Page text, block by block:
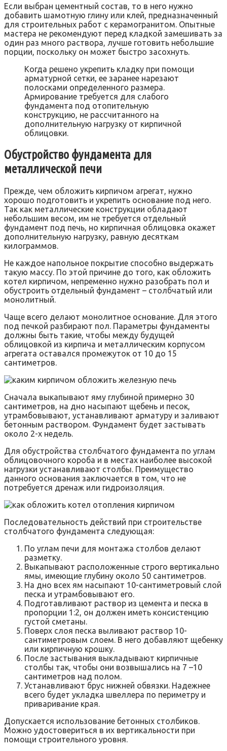
Если выбран цементный состав, то в него нужно
добавить шамотную глину или клей, предназначенный
для строительных работ с керамогранитом. Опытные
мастера не рекомендуют перед кладкой замешивать за
один раз много раствора, лучше готовить небольшие
порции, поскольку он может быстро засохнуть.
Когда решено укрепить кладку при помощи
арматурной сетки, ее заранее нарезают
полосками определенного размера.
Армирование требуется для слабого
фундамента под отопительную
конструкцию, не рассчитанного на
дополнительную нагрузку от кирпичной
облицовки.
Обустройство фундамента для
металлической печи
Прежде, чем обложить кирпичом агрегат, нужно
хорошо подготовить и укрепить основание под него.
Так как металлические конструкции обладают
небольшим весом, им не требуется отдельный
фундамент под печь, но кирпичная облицовка окажет
дополнительную нагрузку, равную десяткам
килограммов.
Не каждое напольное покрытие способно выдержать
такую массу. По этой причине до того, как обложить
котел кирпичом, непременно нужно разобрать пол и
обустроить отдельный фундамент – столбчатый или
монолитный.
Чаще всего делают монолитное основание. Для этого
под печкой разбирают пол. Параметры фундаменты
должны быть такие, чтобы между будущей
облицовкой из кирпича и металлическим корпусом
агрегата оставался промежуток от 10 до 15
сантиметров.
Сначала выкапывают яму глубиной примерно 30
сантиметров, на дно насыпают щебень и песок,
утрамбовывают, устанавливают арматуру и заливают
бетонным раствором. Фундамент будет застывать
около 2-х недель.
Для обустройства столбчатого фундамента по углам
облицовочного короба и в местах наиболее высокой
нагрузки устанавливают столбы. Преимущество
данного основания заключается в том, что не
потребуется дренаж или гидроизоляция.
Последовательность действий при строительстве
столбчатого фундамента следующая:
По углам печи для монтажа столбов делают
разметку.
Выкапывают расположенные строго вертикально
ямы, имеющие глубину около 50 сантиметров.
На дно всех ям насыпают 10-сантиметровый слой
песка и утрамбовывают его.
Подготавливают раствор из цемента и песка в
пропорции 1:2, он должен иметь консистенцию
густой сметаны.
Поверх слоя песка выливают раствор 10-
сантиметровым слоем. В него добавляют щебенку
или кирпичную крошку.
После застывания выкладывают кирпичные
столбы так, чтобы они возвышались на 7 –10
сантиметров над полом.
Устанавливают брус нижней обвязки. Надежнее
всего будет укладка швеллера по периметру и
приваривание края.
Допускается использование бетонных столбиков.
Можно удостовериться в их вертикальности при
помощи строительного уровня.